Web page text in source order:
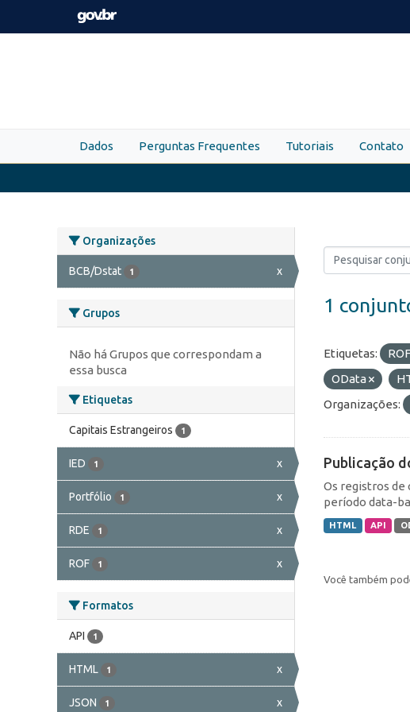
Skip to main content
Dados Perguntas Frequentes Tutoriais Contato
Organizações
BCB/Dstat 1 x
Grupos
Não há Grupos que correspondam a
essa busca
Etiquetas
Capitais Estrangeiros 1
IED 1 x
Portfólio 1 x
RDE 1 x
ROF 1 x
Formatos
API 1
HTML 1 x
JSON 1 x
1
Etiquetas: ROF
OData
Organizações:
Publicação
Os registros de
período data-
HTML API
Você também